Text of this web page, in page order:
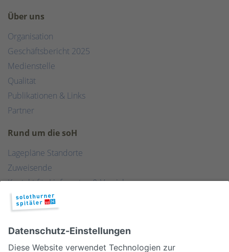
Über uns
Organisation
Geschäftsbericht 2025
Medienstelle
Qualität
Publikationen & Links
Partner
Rund um die soH
Lagepläne Standorte
Zuweisende
Kontakt für Lieferanten & Versicherungen
Zentralwäscherei
HEBSORG
Spital Club